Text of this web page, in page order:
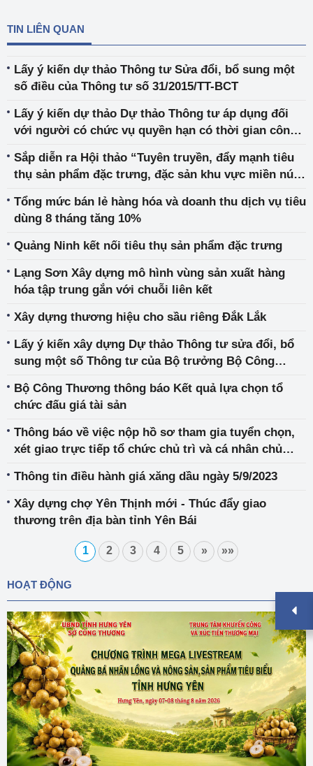
TIN LIÊN QUAN
Lấy ý kiến dự thảo Thông tư Sửa đổi, bổ sung một
số điều của Thông tư số 31/2015/TT-BCT
Lấy ý kiến dự thảo Dự thảo Thông tư áp dụng đối
với người có chức vụ quyền hạn có thời gian công
Sắp diễn ra Hội thảo “Tuyên truyền, đẩy mạnh tiêu
thụ sản phẩm đặc trưng, đặc sản khu vực miền núi,
điện tử năm 2023”
Tổng mức bán lẻ hàng hóa và doanh thu dịch vụ tiêu
dùng 8 tháng tăng 10%
Quảng Ninh kết nối tiêu thụ sản phẩm đặc trưng
Lạng Sơn Xây dựng mô hình vùng sản xuất hàng
hóa tập trung gắn với chuỗi liên kết
Xây dựng thương hiệu cho sầu riêng Đắk Lắk
Lấy ý kiến xây dựng Dự thảo Thông tư sửa đổi, bổ
sung một số Thông tư của Bộ trưởng Bộ Công
điện quốc gia và thị trường điện
Bộ Công Thương thông báo Kết quả lựa chọn tổ
chức đấu giá tài sản
Thông báo về việc nộp hồ sơ tham gia tuyển chọn,
xét giao trực tiếp tổ chức chủ trì và cá nhân chủ
cấp Bộ trong Kế hoạch năm 2024 (Đợt 2)
Thông tin điều hành giá xăng dầu ngày 5/9/2023
Xây dựng chợ Yên Thịnh mới - Thúc đẩy giao
thương trên địa bàn tỉnh Yên Bái
1 2 3 4 5 » »»
HOẠT ĐỘNG